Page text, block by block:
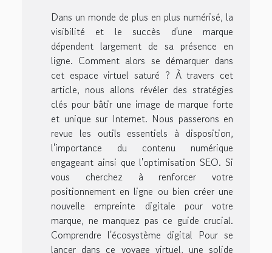
Dans un monde de plus en plus numérisé, la
visibilité et le succès d'une marque
dépendent largement de sa présence en
ligne. Comment alors se démarquer dans
cet espace virtuel saturé ? À travers cet
article, nous allons révéler des stratégies
clés pour bâtir une image de marque forte
et unique sur Internet. Nous passerons en
revue les outils essentiels à disposition,
l'importance du contenu numérique
engageant ainsi que l'optimisation SEO. Si
vous cherchez à renforcer votre
positionnement en ligne ou bien créer une
nouvelle empreinte digitale pour votre
marque, ne manquez pas ce guide crucial.
Comprendre l'écosystème digital Pour se
lancer dans ce voyage virtuel, une solide